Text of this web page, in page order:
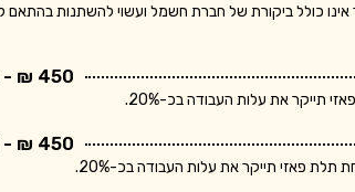
פאזי הכולל מפסק ראשי ו- 10 מאמ"תים. המחיר אינו כולל ביקורת של חברת חשמל ועשוי להשתנות
450 ₪ - 350 ₪
את עלות העבודה בכ-20%.
450 ₪ - 350 ₪
פאזי תייקר את עלות העבודה בכ-20%.